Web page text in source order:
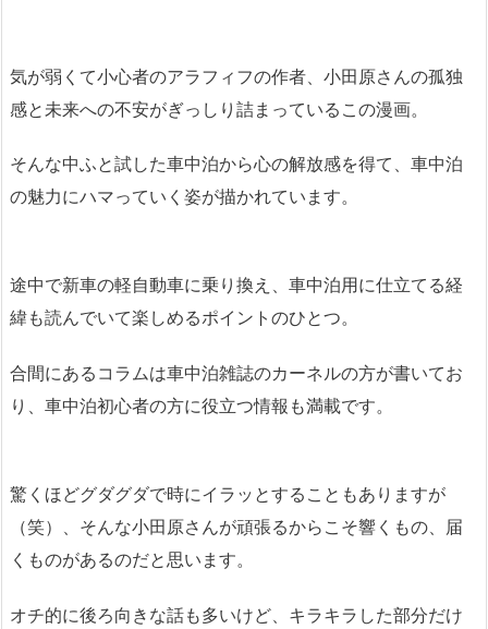
気が弱くて小心者のアラフィフの作者、小田原さんの孤独
感と未来への不安がぎっしり詰まっているこの漫画。
そんな中ふと試した車中泊から心の解放感を得て、車中泊
の魅力にハマっていく姿が描かれています。
途中で新車の軽自動車に乗り換え、車中泊用に仕立てる経
緯も読んでいて楽しめるポイントのひとつ。
合間にあるコラムは車中泊雑誌のカーネルの方が書いてお
り、車中泊初心者の方に役立つ情報も満載です。
驚くほどグダグダで時にイラッとすることもありますが
（笑）、そんな小田原さんが頑張るからこそ響くもの、届
くものがあるのだと思います。
オチ的に後ろ向きな話も多いけど、キラキラした部分だけ